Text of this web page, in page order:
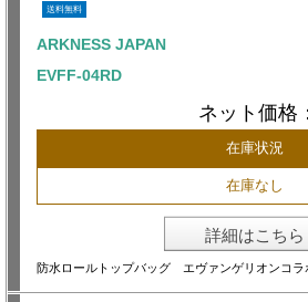
送料無料
ARKNESS JAPAN
EVFF-04RD
ネット価格：
在庫状況
在庫なし
詳細はこちら
防水ロールトップバッグ エヴァンゲリオンコ